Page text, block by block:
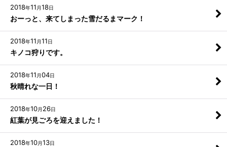
2018年11 月18日
おーっと、来てしまった雪だるまマーク！
2018年11 月11日
キノコ狩りです。
2018年11 月04日
秋晴れな一日！
2018年10月 26日
紅葉が見ごろを迎えました！
2018年10月13日